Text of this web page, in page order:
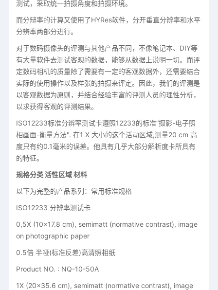
测试，采取统一拍摄角度和拍摄环境。
而分辩率的计算又使用了HYRes软件，分开垂直分辨率和水平
分辨率两部分进行。
对于数码摄像头的评测与其他产品不同，不像笔记本、DIY等
有大量软件去测试客观的数据，能够从数据上说明一切。而评
定数码相机的质量除了需要有一定的客观数据外，还需要结合
实际的使用操作以及样张的拍摄来评定。因此，我们的评测是
以客观数据为原则，并结合经验丰富的评测人员的理性分析，
以求获得客观的评测结果。
ISO12233标准分辨率测试卡遵照12233的标准“摄影-电子照
相画面-衡量方法". 在1 X 大小的这个活动区域,测量20 cm 高
度只有约0.1毫米的误差。他具有几乎大部分解析度卡所具有
的特征。
规格分类 活性区域 材料
以下为完整的产品系列：常用标准规格
ISO12233 分辨率测试卡
0,5X (10x17.8 cm), semimatt (normative contrast), image
on photographic paper
0.5倍 半哑(标准反差)高清照相纸
Product NO. : NQ-10-50A
1X (20x35.6 cm), semimatt (normative contrast), image